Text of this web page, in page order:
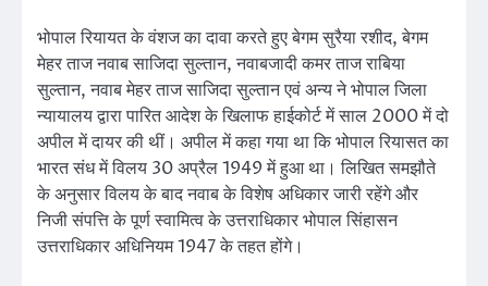
भोपाल रियायत के वंशज का दावा करते हुए बेगम सुरैया रशीद, बेगम
मेहर ताज नवाब साजिदा सुल्तान, नवाबजादी कमर ताज राबिया
सुल्तान, नवाब मेहर ताज साजिदा सुल्तान एवं अन्य ने भोपाल जिला
न्यायालय द्वारा पारित आदेश के खिलाफ हाईकोर्ट में साल 2000 में दो
अपील में दायर की थीं। अपील में कहा गया था कि भोपाल रियासत का
भारत संध में विलय 30 अप्रैल 1949 में हुआ था। लिखित समझौते
के अनुसार विलय के बाद नवाब के विशेष अधिकार जारी रहेंगे और
निजी संपत्ति के पूर्ण स्वामित्व के उत्तराधिकार भोपाल सिंहासन
उत्तराधिकार अधिनियम 1947 के तहत होंगे।